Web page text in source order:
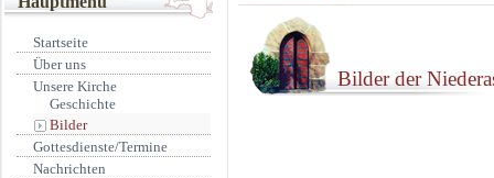
Startseite
Über uns
Unsere Kirche
Geschichte
Bilder
Gottesdienste/Termine
Nachrichten
Bilder der